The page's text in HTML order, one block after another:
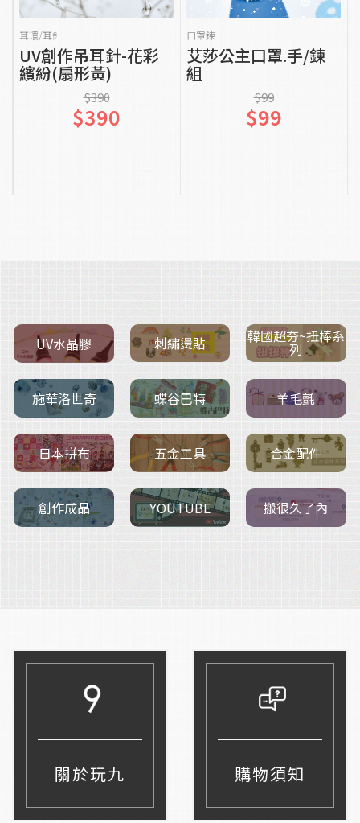
耳環/耳針
UV創作吊耳針-花彩
繽紛(扇形黃)
$390
$390
口罩鍊
艾莎公主口罩.手/鍊
組
$99
$99
UV水晶膠 刺繡燙貼 韓國超夯~扭棒系
列
施華洛世奇 蝶谷巴特 羊毛氈
日本拼布 五金工具 合金配件
創作成品 YOUTUBE 搬很久了內
關於玩九 購物須知